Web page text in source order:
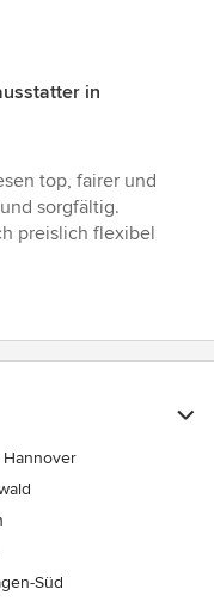
in
top, fairer und
sorgfältig.
preislich flexibel
Hannover
Süd